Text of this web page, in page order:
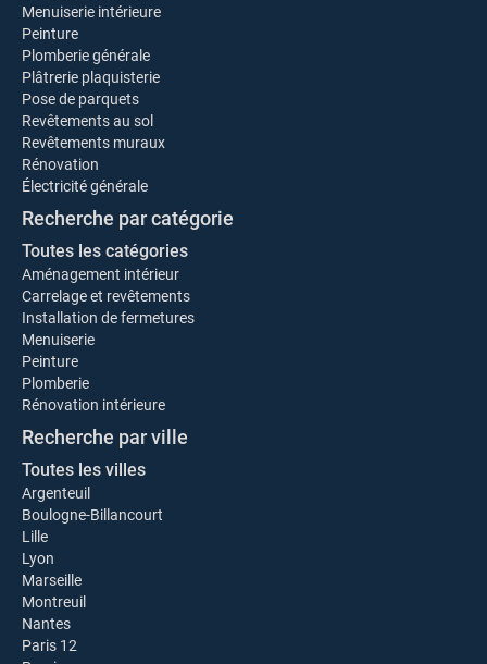
Menuiserie intérieure
Peinture
Plomberie générale
Plâtrerie plaquisterie
Pose de parquets
Revêtements au sol
Revêtements muraux
Rénovation
Électricité générale
Recherche par catégorie
Toutes les catégories
Aménagement intérieur
Carrelage et revêtements
Installation de fermetures
Menuiserie
Peinture
Plomberie
Rénovation intérieure
Recherche par ville
Toutes les villes
Argenteuil
Boulogne-Billancourt
Lille
Lyon
Marseille
Montreuil
Nantes
Paris 12